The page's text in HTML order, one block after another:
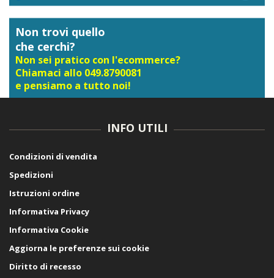
Non trovi quello
che cerchi?
Non sei pratico con l'ecommerce?
Chiamaci allo 049.8790081
e pensiamo a tutto noi!
INFO UTILI
Condizioni di vendita
Spedizioni
Istruzioni ordine
Informativa Privacy
Informativa Cookie
Aggiorna le preferenze sui cookie
Diritto di recesso